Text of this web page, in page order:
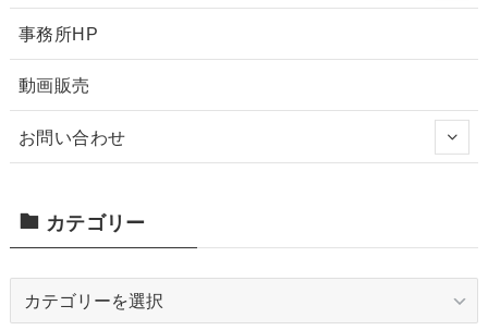
事務所HP
動画販売
お問い合わせ
カテゴリー